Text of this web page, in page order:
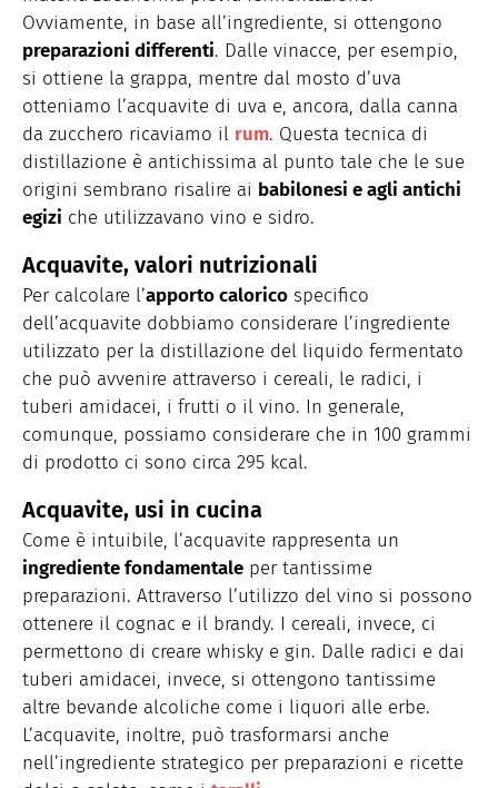
Ovviamente, in base all’ingrediente, si ottengono
preparazioni differenti. Dalle vinacce, per esempio,
si ottiene la grappa, mentre dal mosto d’uva
otteniamo l’acquavite di uva e, ancora, dalla canna
da zucchero ricaviamo il rum. Questa tecnica di
distillazione è antichissima al punto tale che le sue
origini sembrano risalire ai babilonesi e agli antichi
egizi che utilizzavano vino e sidro.
Acquavite, valori nutrizionali
Per calcolare l’apporto calorico specifico
dell’acquavite dobbiamo considerare l’ingrediente
utilizzato per la distillazione del liquido fermentato
che può avvenire attraverso i cereali, le radici, i
tuberi amidacei, i frutti o il vino. In generale,
comunque, possiamo considerare che in 100 grammi
di prodotto ci sono circa 295 kcal.
Acquavite, usi in cucina
Come è intuibile, l’acquavite rappresenta un
ingrediente fondamentale per tantissime
preparazioni. Attraverso l’utilizzo del vino si possono
ottenere il cognac e il brandy. I cereali, invece, ci
permettono di creare whisky e gin. Dalle radici e dai
tuberi amidacei, invece, si ottengono tantissime
altre bevande alcoliche come i liquori alle erbe.
L’acquavite, inoltre, può trasformarsi anche
nell’ingrediente strategico per preparazioni e ricette